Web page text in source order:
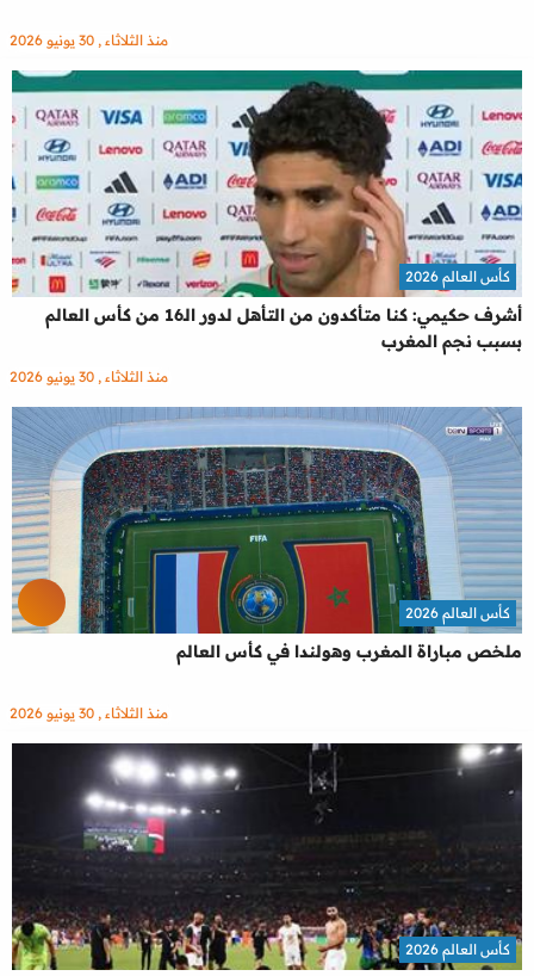
منذ الثلاثاء , 30 يونيو 2026
أشرف حكيمي: كنا متأكدون من التأهل لدور الـ16 من كأس العالم
بسبب نجم المغرب
كأس العالم 2026
منذ الثلاثاء , 30 يونيو 2026
ملخص مباراة المغرب وهولندا في كأس العالم
كأس العالم 2026
منذ الثلاثاء , 30 يونيو 2026
كأس العالم 2026